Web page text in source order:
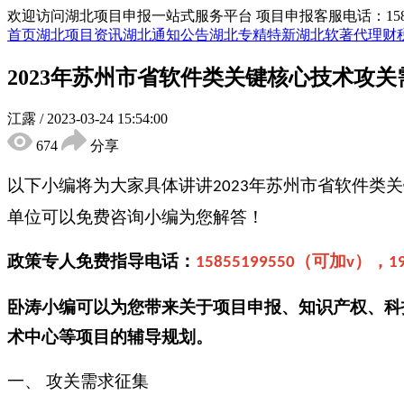
欢迎访问湖北项目申报一站式服务平台 项目申报客服电话：
首页湖北项目资讯湖北通知公告湖北专精特新湖北软著代理财
2023年苏州市省软件类关键核心技术攻
江露 / 2023-03-24 15:54:00
674
分享
以下小编将为大家具体讲讲2023年苏州市省软件类
单位可以免费咨询小编为您解答！
政策专人免费指导电话： 15855199550 （可加v），
卧涛小编可以为您带来关于项目申报、知识产权、
术中心等项目的辅导规划。
一、 攻关需求征集